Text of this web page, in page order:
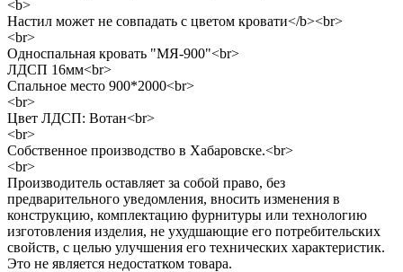
<b>
Настил может не совпадать с цветом кровати</b><br>
<br>
Односпальная кровать "МЯ-900"<br>
ЛДСП 16мм<br>
Спальное место 900*2000<br>
<br>
Цвет ЛДСП: Вотан<br>
<br>
Собственное производство в Хабаровске.<br>
<br>
Производитель оставляет за собой право, без
предварительного уведомления, вносить изменения в
конструкцию, комплектацию фурнитуры или технологию
изготовления изделия, не ухудшающие его потребительских
свойств, с целью улучшения его технических характеристик.
Это не является недостатком товара.